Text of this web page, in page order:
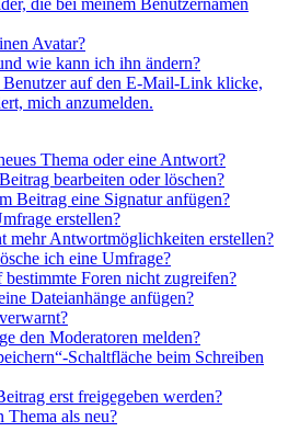
die bei meinem Benutzernamen
Avatar?
wie kann ich ihn ändern?
Benutzer auf den E-Mail-Link klicke,
mich anzumelden.
Thema oder eine Antwort?
bearbeiten oder löschen?
Beitrag eine Signatur anfügen?
erstellen?
mehr Antwortmöglichkeiten erstellen?
ich eine Umfrage?
Foren nicht zugreifen?
Dateianhänge anfügen?
den Moderatoren melden?
Schaltfläche beim Schreiben
erst freigegeben werden?
Thema als neu?